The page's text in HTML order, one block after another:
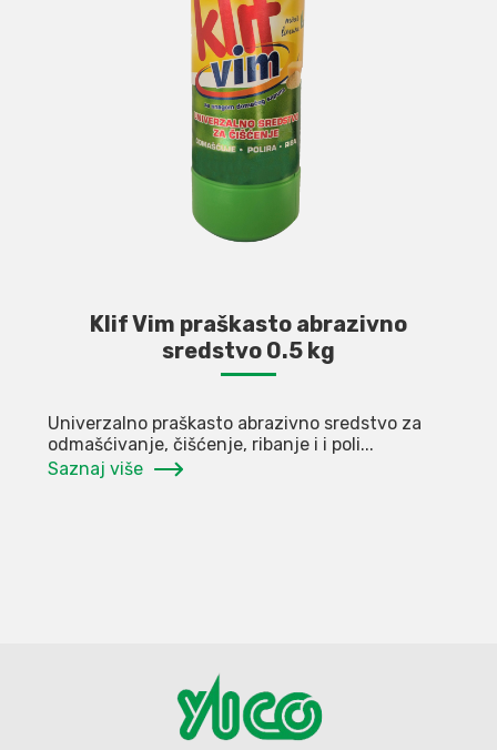
Klif Vim praškasto abrazivno
sredstvo 0.5 kg
Univerzalno praškasto abrazivno sredstvo za
odmašćivanje, čišćenje, ribanje i i poli...
Saznaj više